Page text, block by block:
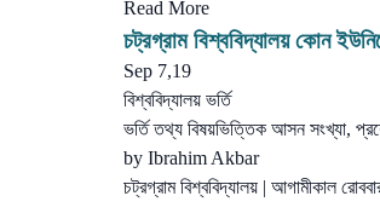
Read More
চট্রগ্রাম বিশ্ববিদ্যালয় কোন
Sep 7,19
বিশ্ববিদ্যালয় ভর্তি
ভর্তি তথ্য বিষয়ভিত্তিক আসন সংখ্যা,
by Ibrahim Akbar
চট্রগ্রাম বিশ্ববিদ্যালয় | আগামীকাল